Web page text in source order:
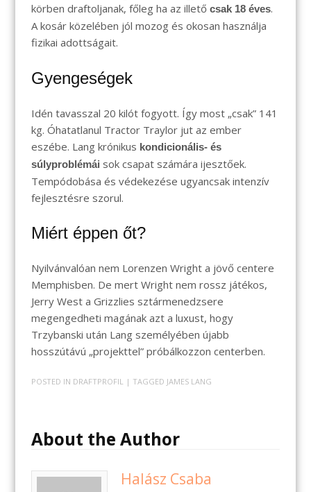
körben draftoljanak, főleg ha az illető csak 18 éves.
A kosár közelében jól mozog és okosan használja
fizikai adottságait.
Gyengeségek
Idén tavasszal 20 kilót fogyott. Így most „csak” 141
kg. Óhatatlanul Tractor Traylor jut az ember
eszébe. Lang krónikus kondicionális- és
súlyproblémái sok csapat számára ijesztőek.
Tempódobása és védekezése ugyancsak intenzív
fejlesztésre szorul.
Miért éppen őt?
Nyilvánvalóan nem Lorenzen Wright a jövő centere
Memphisben. De mert Wright nem rossz játékos,
Jerry West a Grizzlies sztármenedzsere
megengedheti magának azt a luxust, hogy
Trzybanski után Lang személyében újabb
hosszútávú „projekttel” próbálkozzon centerben.
POSTED IN DRAFTPROFIL | TAGGED JAMES LANG
About the Author
Halász Csaba